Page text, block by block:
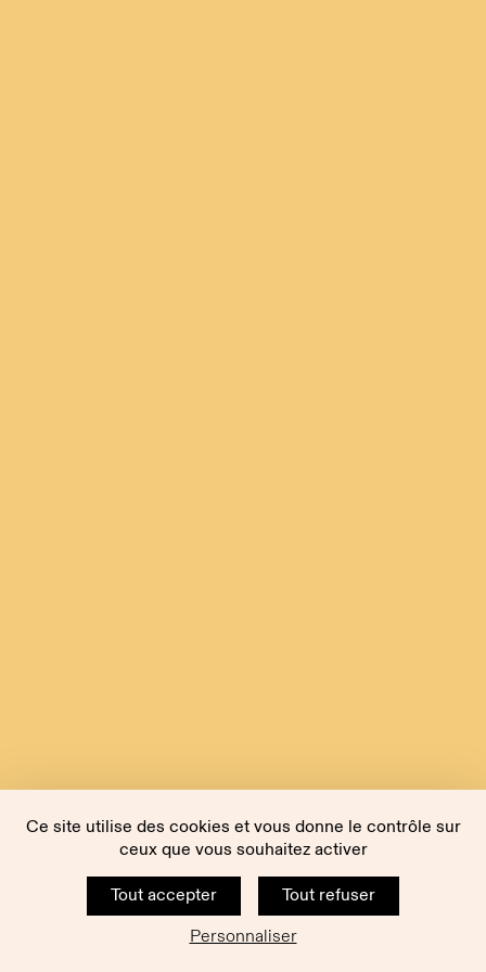
Ce site utilise des cookies et vous donne le contrôle sur
ceux que vous souhaitez activer
Tout accepter
Tout refuser
Personnaliser